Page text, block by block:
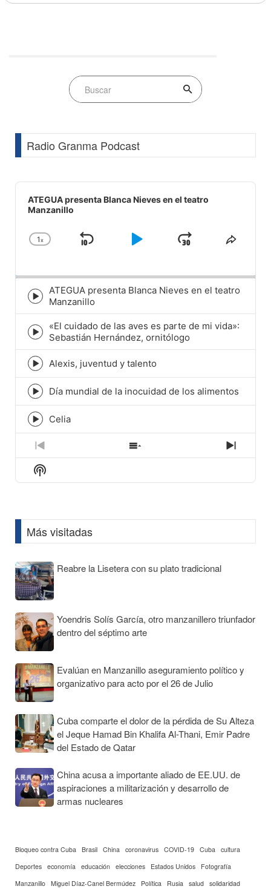
Radio Granma Podcast
Audio
Player
ATEGUA presenta Blanca Nieves en el teatro
Manzanillo
Change
1x
Skip
Play
JumpShare
Episode
play
icon
ATEGUA presenta Blanca Nieves en el teatro
Manzanillo
Episode
play
icon
«El cuidado de las aves es parte de mi vida»:
Sebastián Hernández, ornitólogo
Episode
play
icon
Alexis, juventud y talento
Episode
play
icon
Día mundial de la inocuidad de los alimentos
Episode
play
icon
Celia
Previous
Episode
Show
Episodes
Next
Show
Podcast
Más visitadas
Reabre la Lisetera con su plato tradicional
Yoendris Solís García, otro manzanillero triunfador
dentro del séptimo arte
Evalúan en Manzanillo aseguramiento político y
organizativo para acto por el 26 de Julio
Cuba comparte el dolor de la pérdida de Su Alteza
el Jeque Hamad Bin Khalifa Al-Thani, Emir Padre
del Estado de Qatar
China acusa a importante aliado de EE.UU. de
aspiraciones a militarización y desarrollo de
armas nucleares
Bloqueo contra Cuba Brasil China coronavirus COVID-19 Cuba cultura
Deportes economía educación elecciones Estados Unidos
Fotografía
Manzanillo Miguel Díaz-Canel Bermúdez Política Rusia salud solidaridad